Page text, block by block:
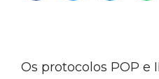
Os protocolos POP